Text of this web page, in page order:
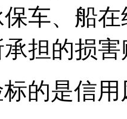
车、船
担的损
的是信用